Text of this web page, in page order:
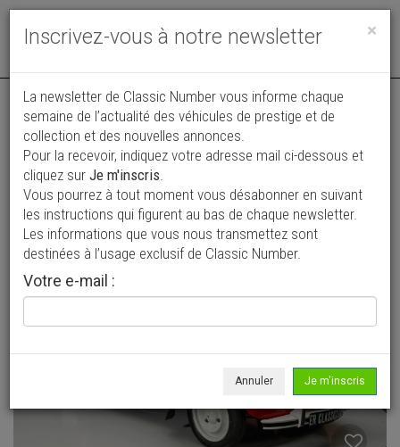
Toggle
Annonce actualisée le 05/08/2026 ( il y a 2 jours )
Citroen 2 CV
16 950 €
1983 Découvrable
×
Inscrivez-vous à notre newsletter
La newsletter de Classic Number vous informe chaque
semaine de l’actualité des véhicules de prestige et de
collection et des nouvelles annonces.
Pour la recevoir, indiquez votre adresse mail ci-dessous et
cliquez sur Je m'inscris.
Vous pourrez à tout moment vous désabonner en suivant
les instructions qui figurent au bas de chaque newsletter.
Les informations que vous nous transmettez sont
destinées à l’usage exclusif de Classic Number.
Votre e-mail :
Annuler Je m'inscris